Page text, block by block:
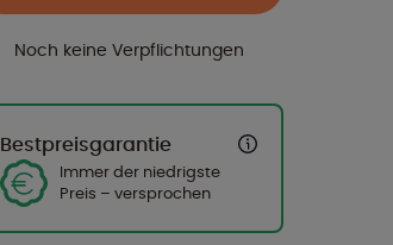
Noch keine Verpflichtungen
Bestpreisgarantie
Immer der niedrigste
Preis – versprochen